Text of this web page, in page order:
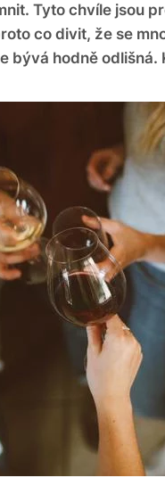
Tyto chvíle jsou
co divit, že se
bývá hodně odlišná.